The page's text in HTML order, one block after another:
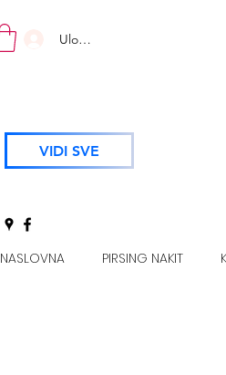
Uloguj se
VIDI SVE
NASLOVNA PIRSING NAKIT